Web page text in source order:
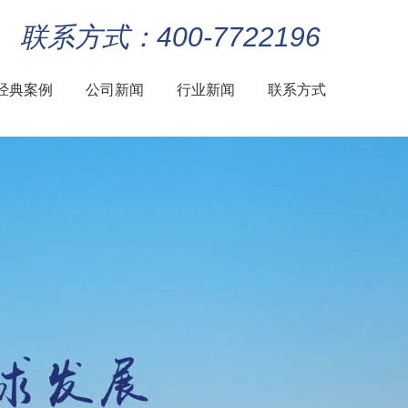
联系方式：400-7722196
典案例 公司新闻 行业新闻 联系方式